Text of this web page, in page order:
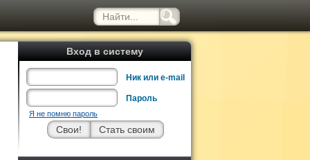
Вход в систему
Ник или e-mail
Пароль
Я не помню пароль